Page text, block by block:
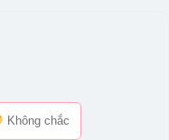
Không chắc